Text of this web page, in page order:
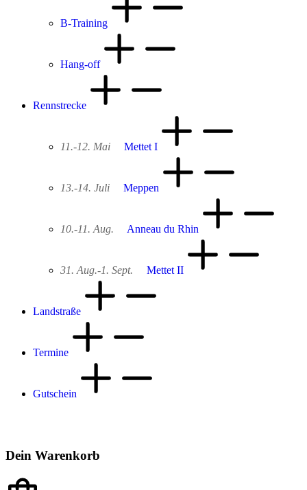
B-Training
Hang-off
Rennstrecke
11.-12. Mai Mettet I
13.-14. Juli Meppen
10.-11. Aug. Anneau du Rhin
31. Aug.-1. Sept. Mettet II
Landstraße
Termine
Gutschein
Dein Warenkorb